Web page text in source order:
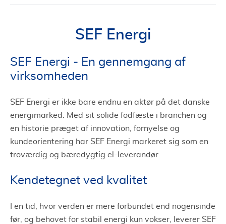
SEF Energi
SEF Energi - En gennemgang af
virksomheden
SEF Energi er ikke bare endnu en aktør på det danske
energimarked. Med sit solide fodfæste i branchen og
en historie præget af innovation, fornyelse og
kundeorientering har SEF Energi markeret sig som en
troværdig og bæredygtig el-leverandør.
Kendetegnet ved kvalitet
I en tid, hvor verden er mere forbundet end nogensinde
før, og behovet for stabil energi kun vokser, leverer SEF